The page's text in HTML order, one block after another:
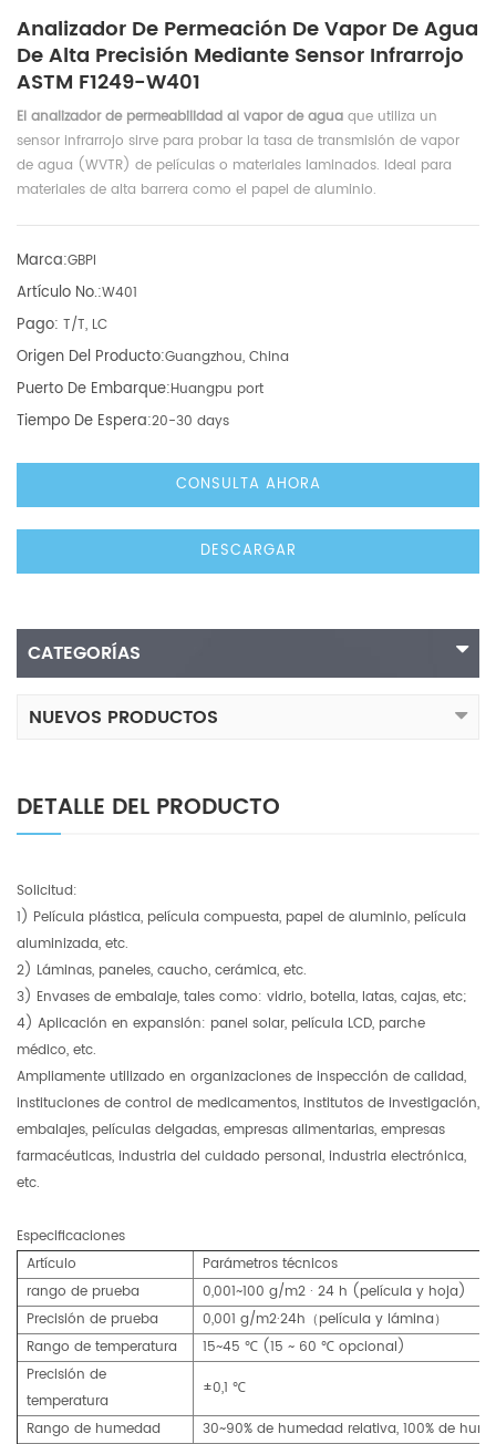
Analizador De Permeación De Vapor De Agua
De Alta Precisión Mediante Sensor Infrarrojo
ASTM F1249-W401
El analizador de permeabilidad al vapor de agua que utiliza un
sensor infrarrojo sirve para probar la tasa de transmisión de vapor
de agua (WVTR) de películas o materiales laminados. Ideal para
materiales de alta barrera como el papel de aluminio.
Marca:GBPI
Artículo No.:W401
Pago: T/T, LC
Origen Del Producto:Guangzhou, China
Puerto De Embarque:Huangpu port
Tiempo De Espera:20-30 days
CONSULTA AHORA
DESCARGAR
CATEGORÍAS
NUEVOS PRODUCTOS
DETALLE DEL PRODUCTO
Solicitud:
1) Película plástica, película compuesta, papel de aluminio, película
aluminizada, etc.
2) Láminas, paneles, caucho, cerámica, etc.
3) Envases de embalaje, tales como: vidrio, botella, latas, cajas, etc;
4) Aplicación en expansión: panel solar, película LCD, parche
médico, etc.
Ampliamente utilizado en organizaciones de inspección de calidad,
instituciones de control de medicamentos, institutos de investigación,
embalajes, películas delgadas, empresas alimentarias, empresas
farmacéuticas, industria del cuidado personal, industria electrónica,
etc.
Especificaciones
Artículo
Parámetros técnicos
rango de prueba
0,001~100 g/m2 · 24 h (película y hoja)
Precisión de prueba
0,001 g/m2·24h（película y lámina）
Rango de temperatura
15~45 ℃ (15 ~ 60 ℃ opcional)
Precisión de
temperatura
±0,1 ℃
Rango de humedad
30~90% de humedad relativa, 100% de